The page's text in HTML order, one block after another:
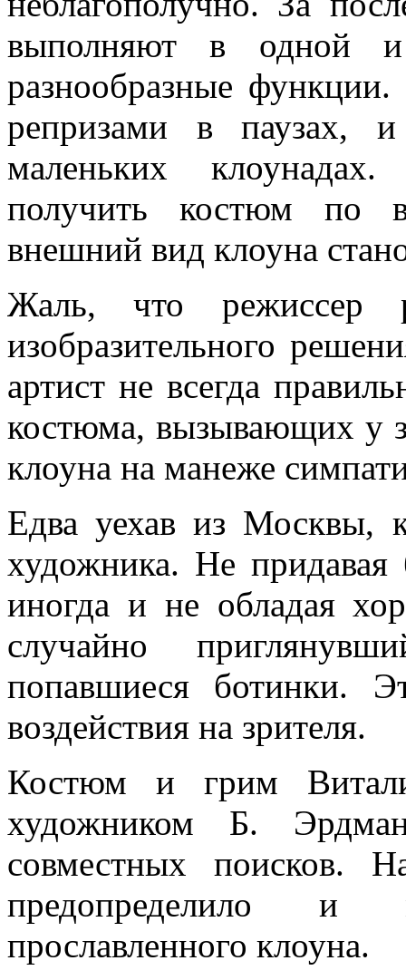
выполняют в одной
разнообразные
репризами в паузах,
маленьких
получить костюм по
внешний вид клоуна
Жаль, что режиссер
изобразительного
артист не всегда
костюма, вызывающих у
клоуна на манеже
Едва уехав из Москвы,
художника. Не придавая
иногда и не обладая
случайно
попавшиеся ботинки.
воздействия на зрителя.
Костюм и грим
художником Б.
совместных поисков.
предопределило и
прославленного клоуна.